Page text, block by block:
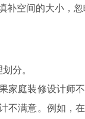
补空间的大小，忽
分。
家庭装修设计师
不满意。例如，